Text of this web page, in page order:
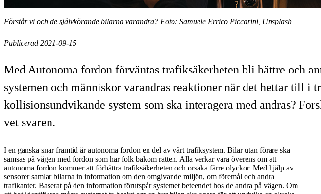
Förstår vi och de självkörande bilarna varandra? Foto: Samuele Errico Piccarini, Unsplash
Publicerad 2021-09-15
Med Autonoma fordon förväntas trafiksäkerheten bli bättre och
systemen och människor varandras reaktioner när det hettar till i
kollisionsundvikande system som ska interagera med andras?
vet svaren.
I en ganska snar framtid är autonoma fordon en del av vårt trafiksystem. Bilar utan förare ska
samsas på vägen med fordon som har folk bakom ratten. Alla verkar vara överens om att
autonoma fordon kommer att förbättra trafiksäkerheten och orsaka färre olyckor. Med hjälp av
sensorer samlar bilarna in information om den omgivande miljön, om föremål och andra
trafikanter. Baserat på den information förutspår systemet beteendet hos de andra på vägen. Om